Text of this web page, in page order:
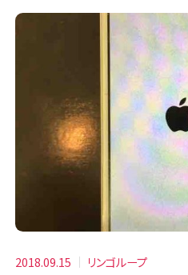
2018.09.15 リンゴループ